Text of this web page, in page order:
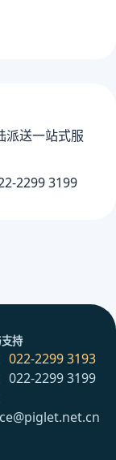
派送一站式服
2299 3199
持
022-2299 3193
022-2299 3199